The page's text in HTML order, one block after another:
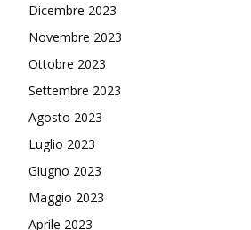
Dicembre 2023
Novembre 2023
Ottobre 2023
Settembre 2023
Agosto 2023
Luglio 2023
Giugno 2023
Maggio 2023
Aprile 2023